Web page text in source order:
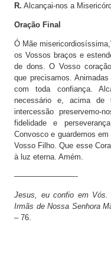
R. Alcançai-nos a
Oração Final
Ó Mãe
os Vossos braços e
de dons. O Vosso
que precisamos.
com toda confiança.
necessário e, acima de
intercessão
fidelidade e
Convosco e guardemos
Vosso Filho. Que esse
à luz eterna. Amém.
————————-
Jesus, eu confio em Vós.
Irmãs de Nossa Senhora
– 76.